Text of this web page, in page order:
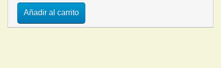
Añadir al carrito